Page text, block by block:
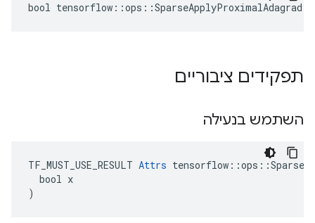
bool
תפקידים ציבוריים
השתמש בנעילה
TF_MUST_USE_RESULT Attrs
  bool x
)